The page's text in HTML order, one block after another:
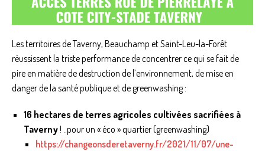
Les territoires de Taverny, Beauchamp et Saint-Leu-la-Forêt
réussissent la triste performance de concentrer ce qui se fait de
pire en matière de destruction de l’environnement, de mise en
danger de la santé publique et de greenwashing :
16 hectares de terres agricoles cultivées sacrifiées à
Taverny! ..pour un « éco » quartier (greenwashing)
https://changeonsderetaverny.fr/2021/11/07/une-